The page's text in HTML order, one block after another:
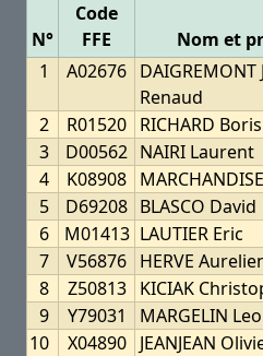
N°
Code
FFE
Nom et
1
A02676 DAIGREMONT
Renaud
2 R01520 RICHARD Boris
3
D00562 NAIRI Laurent
4
K08908
5
D69208 BLASCO David
6
M01413 LAUTIER Eric
7
V56876 HERVE
8
Z50813 KICIAK
9
Y79031 MARGELIN Leo
10
X04890 JEANJEAN